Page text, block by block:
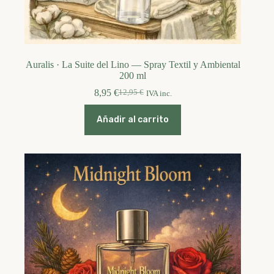
Auralis · La Suite del Lino — Spray Textil y Ambiental
200 ml
12,95€
El
precio
original
8,95 €El
precio
actual
IVA inc.
Añadir al carrito